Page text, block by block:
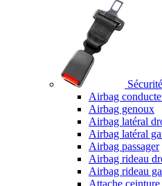
Sécurité
Airbag
Airbag genoux
Airbag latéral
Airbag latéral
Airbag passager
Airbag rideau
Airbag rideau
Attache